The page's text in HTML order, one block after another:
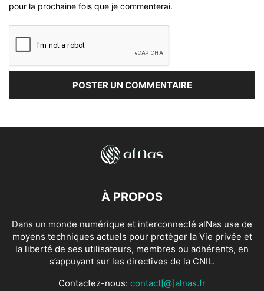
pour la prochaine fois que je commenterai.
À PROPOS
Dans un monde numérique et interconnecté alNas use de
moyens techniques actuels pour protéger la Vie privée et
la liberté de ses utilisateurs, membres ou adhérents, en
s’appuyant sur les directives de la CNIL.
Contactez-nous: contact[@]alnas.fr